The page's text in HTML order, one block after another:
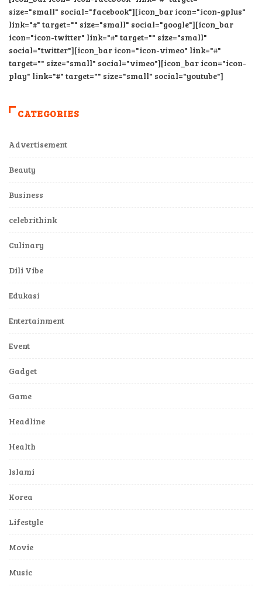
size="small" social="facebook"][icon_bar icon="icon-gplus"
link="#" target="" size="small" social="google"][icon_bar
icon="icon-twitter" link="#" target="" size="small"
social="twitter"][icon_bar icon="icon-vimeo" link="#"
target="" size="small" social="vimeo"][icon_bar icon="icon-
play" link="#" target="" size="small" social="youtube"]
CATEGORIES
Advertisement
Beauty
Business
celebrithink
Culinary
Dili Vibe
Edukasi
Entertainment
Event
Gadget
Game
Headline
Health
Islami
Korea
Lifestyle
Movie
Music